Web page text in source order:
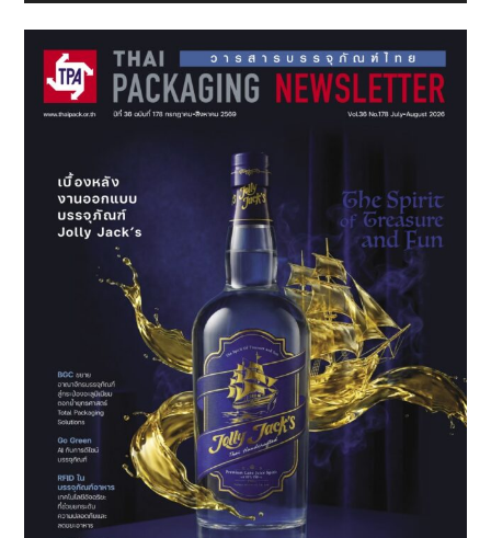
ให้
และ
รับ
สำหรับ
นัก
ออกแบบ